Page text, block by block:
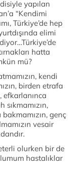
yapılan
“Kendimi
Türkiye’de hep
elimi
hatta
mü?
kendi
birden etrafa
efkarlanınca
genç
vesair
olurken bir de
hastalıklar